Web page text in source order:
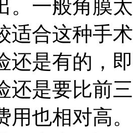
。一般角膜
适合这种手
还是有的，
还是要比前
用也相对高